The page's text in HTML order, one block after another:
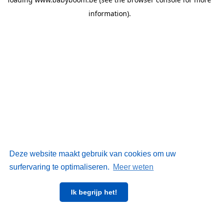
Deze website maakt gebruik van cookies om uw
surfervaring te optimaliseren. Meer weten
Ik begrijp het!
information).